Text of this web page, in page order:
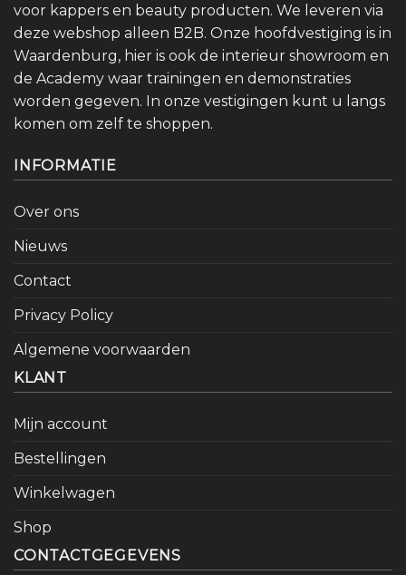
voor kappers en beauty producten. We leveren via
deze webshop alleen B2B. Onze hoofdvestiging is in
Waardenburg, hier is ook de interieur showroom en
de Academy waar trainingen en demonstraties
worden gegeven. In onze vestigingen kunt u langs
komen om zelf te shoppen.
INFORMATIE
Over ons
Nieuws
Contact
Privacy Policy
Algemene voorwaarden
KLANT
Mijn account
Bestellingen
Winkelwagen
Shop
CONTACTGEGEVENS